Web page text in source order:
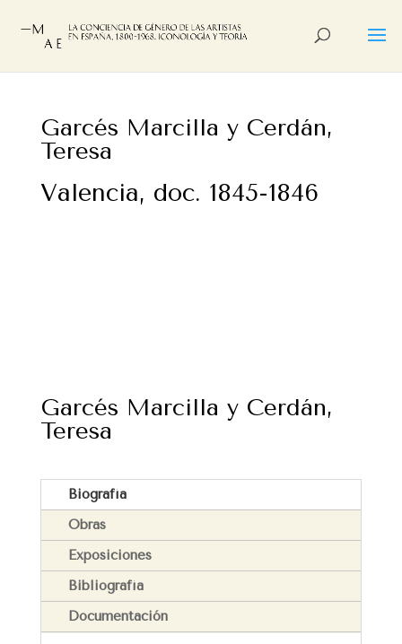
Garcés Marcilla y Cerdán,
Teresa
Valencia, doc. 1845-1846
Garcés Marcilla y Cerdán,
Teresa
Biografía
Obras
Exposiciones
Bibliografía
Documentación